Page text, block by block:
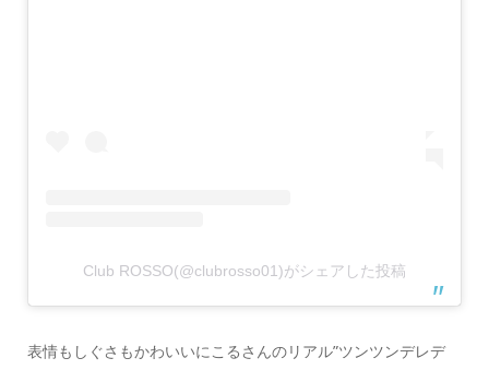
Club ROSSO(@clubrosso01)がシェアした投稿
表情もしぐさもかわいいにこるさんのリアル”ツンツンデレデ